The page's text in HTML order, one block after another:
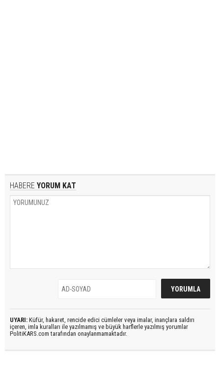
HABERE YORUM KAT
UYARI: Küfür, hakaret, rencide edici cümleler veya imalar, inançlara saldırı
içeren, imla kuralları ile yazılmamış ve büyük harflerle yazılmış yorumlar
PolitiKARS.com tarafından onaylanmamaktadır.